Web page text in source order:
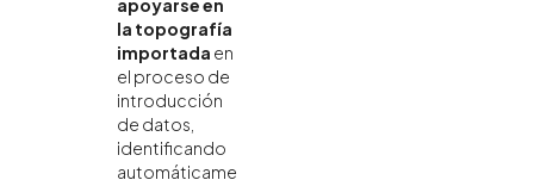
apoyarse en
la topografía
importada en
el proceso de
introducción
de datos,
identificando
automáticame